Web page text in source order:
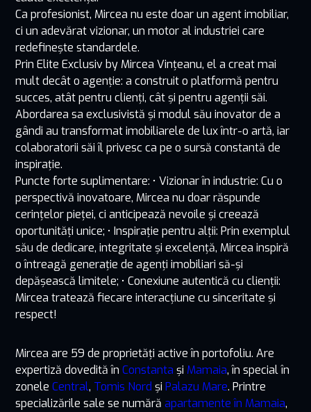
Ca profesionist, Mircea nu este doar un agent imobiliar,
ci un adevărat vizionar, un motor al industriei care
redefinește standardele.
Prin Elite Exclusiv by Mircea Vințeanu, el a creat mai
mult decât o agenție: a construit o platformă pentru
succes, atât pentru clienți, cât și pentru agenții săi.
Abordarea sa exclusivistă și modul său inovator de a
gândi au transformat imobiliarele de lux într-o artă, iar
colaboratorii săi îl privesc ca pe o sursă constantă de
inspirație.
Puncte forte suplimentare: • Vizionar în industrie: Cu o
perspectivă inovatoare, Mircea nu doar răspunde
cerințelor pieței, ci anticipează nevoile și creează
oportunități unice; • Inspirație pentru alții: Prin exemplul
său de dedicare, integritate și excelență, Mircea inspiră
o întreagă generație de agenți imobiliari să-și
depășească limitele; • Conexiune autentică cu clienții:
Mircea tratează fiecare interacțiune cu sinceritate și
respect!
Mircea are 59 de proprietăți active în portofoliu. Are
expertiză dovedită în Constanta și Mamaia, în special în
zonele Central, Tomis Nord și Palazu Mare. Printre
specializările sale se numără apartamente în Mamaia,